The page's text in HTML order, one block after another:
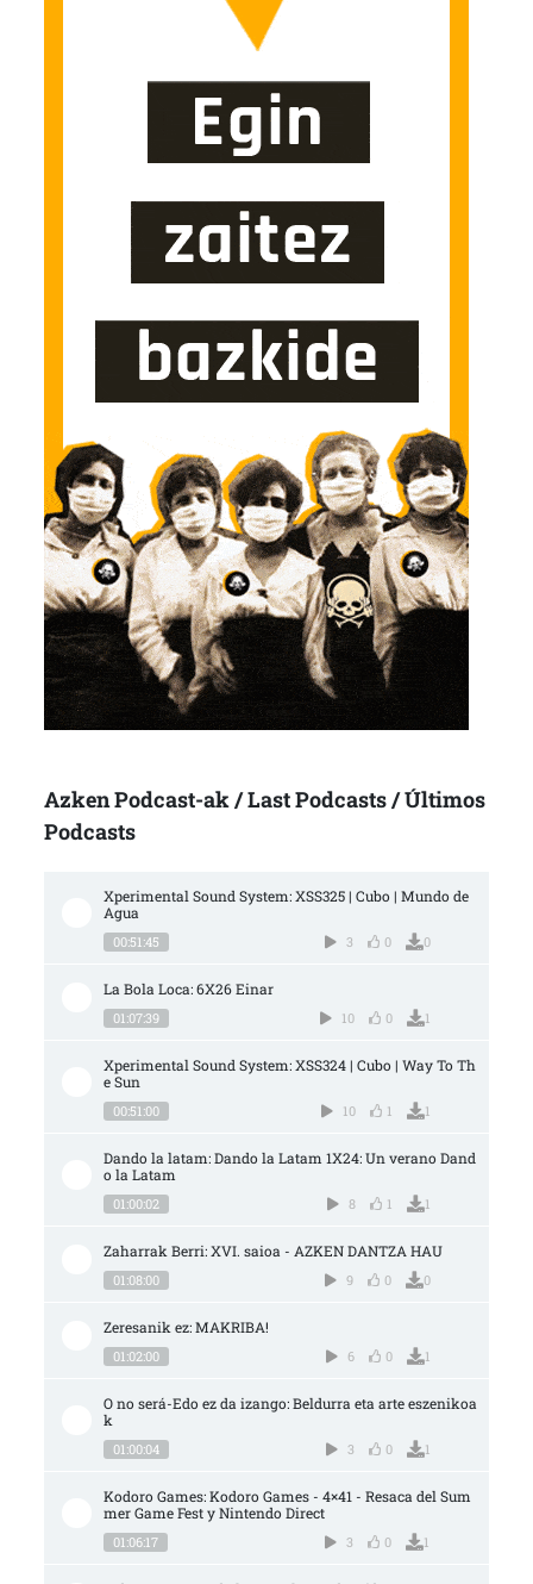
Azken Podcast-ak / Last Podcasts / Últimos
Podcasts
Xperimental Sound System: XSS325 | Cubo | Mundo de
Agua
00:51:45 3 0 0
La Bola Loca: 6X26 Einar
01:07:39 10 0 1
Xperimental Sound System: XSS324 | Cubo | Way To Th
e Sun
00:51:00 10 1 1
Dando la latam: Dando la Latam 1X24: Un verano Dand
o la Latam
01:00:02 8 1 1
Zaharrak Berri: XVI. saioa - AZKEN DANTZA HAU
01:08:00 9 0 0
Zeresanik ez: MAKRIBA!
01:02:00 6 0 1
O no será-Edo ez da izango: Beldurra eta arte eszenikoa
k
01:00:04 3 0 1
Kodoro Games: Kodoro Games - 4×41 - Resaca del Sum
mer Game Fest y Nintendo Direct
01:06:17 3 0 1